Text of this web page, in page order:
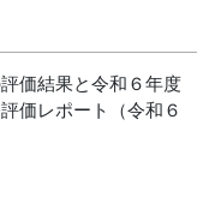
価結果と令和６年度
価レポート（令和６